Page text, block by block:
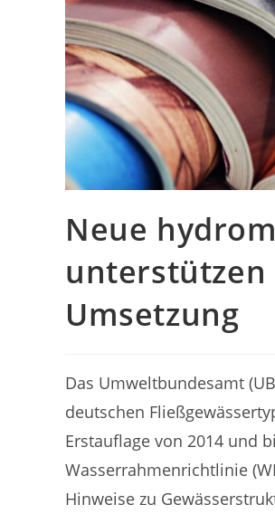
Neue
unterstützen
Umsetzung
Das Umweltbundesamt
deutschen
Erstauflage von 2014 und
Wasserrahmenrichtlinie
Hinweise zu